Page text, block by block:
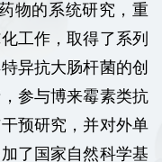
物的系统研究，重
工作，取得了系列
异抗大肠杆菌的创
参与博来霉素类抗
预研究，并对外单
了国家自然科学基